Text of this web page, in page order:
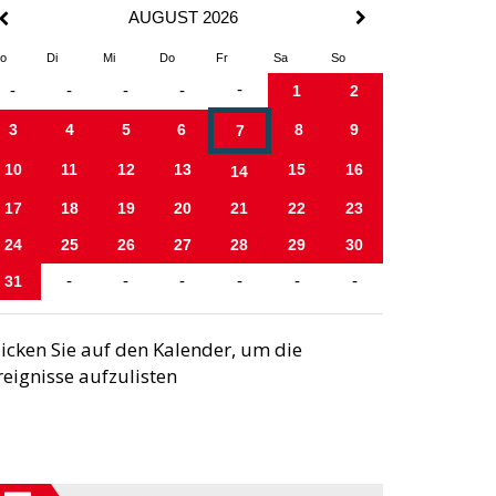
AUGUST 2026
Di Mi Do Fr Sa So
- - - - - 1 2
3 4 5 6 7 8 9
10 11 12 13 14 15 16
17 18 19 20 21 22 23
24 25 26 27 28 29 30
31 - - - - - -
Sie auf den Kalender, um die
aufzulisten